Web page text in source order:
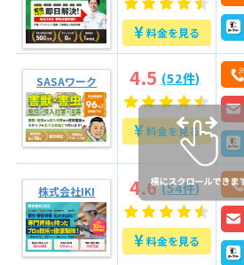
7.1
7.2今回の作業のまとめ
7.4調査結果：プロの目で見つけた「
7.5
7.6施工のこだわり：二度と入れな
8
調査結果：盲点は「戸袋」の裏
9
施工のこだわり：頑丈な素材で
9.1今回の作業のまとめ
¥料金を見る
SASAワーク 4.5 (52件)
¥ 料金を見る
株式会社IKI 4.6 (54件)
¥料金を見る